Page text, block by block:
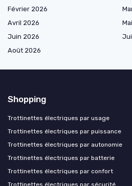
Février 2026
Avril 2026
Juin 2026
Août 2026
Shopping
Trottinettes électriques par usage
Trottinettes électriques par puissance
Trottinettes électriques par autonomie
Trottinettes électriques par batterie
Trottinettes électriques par confort
Trottinettes électriques par sécurité